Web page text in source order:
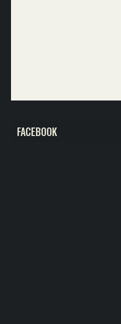
FACEBOOK